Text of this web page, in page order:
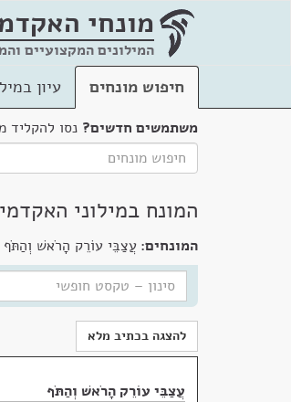
מונחי
המילונים המקצועיים
חיפוש מונחים עיון
משתמשים חדשים? נסו להקליד
המונח במילוני
המונחים: עֲצַבֵּי עוֹרֵק הָרֹאשׁ וְהַתֹּף
להצגה בכתיב מלא
עֲצַבֵּי עוֹרֵק הָרֹאשׁ וְהַתֹּף